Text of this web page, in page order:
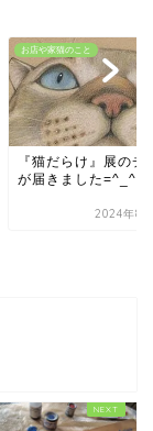
お店や家猫のこと
『猫だらけ』展のチ
が届きました=^_^=
2024年8